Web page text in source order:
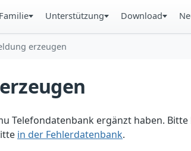
Familie Unterstützung Download
erzeugen
Telefondatenbank ergänzt haben.
in der Fehlerdatenbank.